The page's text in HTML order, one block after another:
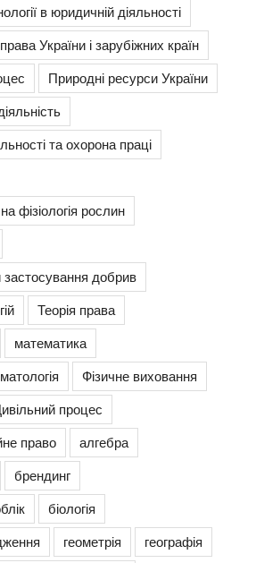
в юридичній діяльності
України і зарубіжних країн
Природні ресурси України
та охорона праці
фізіологія рослин
застосування добрив
Теорія права
математика
Фізичне виховання
процес
право
алгебра
брендинг
біологія
геометрія
географія